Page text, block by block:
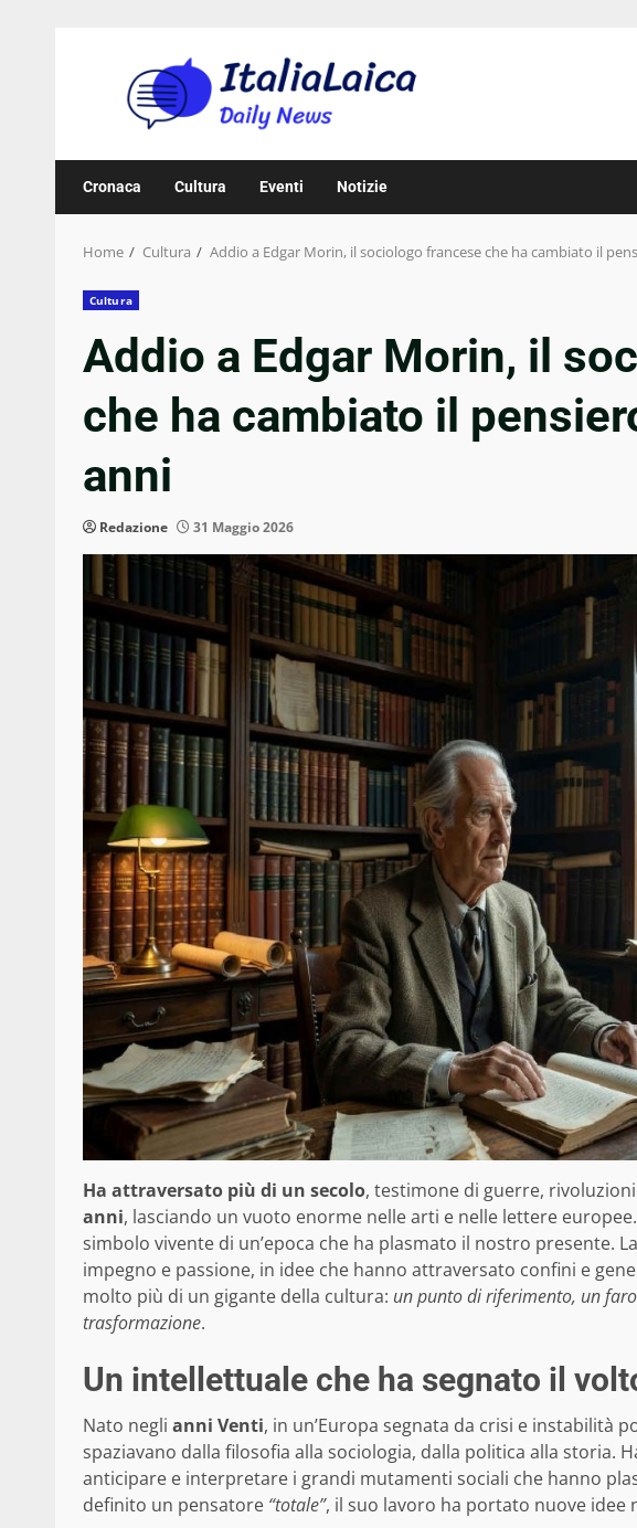
Cronaca Cultura Eventi Notizie
Home Cultura Addio a Edgar Morin, il sociologo francese che ha cambiato il
Cultura
Addio a Edgar Morin, il
che ha cambiato il
anni
Redazione 31 Maggio 2026
Ha attraversato più di un secolo, testimone di guerre,
anni, lasciando un vuoto enorme nelle arti e nelle lettere
simbolo vivente di un’epoca che ha plasmato il nostro presente.
impegno e passione, in idee che hanno attraversato confini e
molto più di un gigante della cultura: un punto di riferimento, un
trasformazione.
Un intellettuale che ha segnato il
Nato negli anni Venti, in un’Europa segnata da crisi e instabilità
spaziavano dalla filosofia alla sociologia, dalla politica alla storia.
anticipare e interpretare i grandi mutamenti sociali che hanno
definito un pensatore “totale”, il suo lavoro ha portato nuove idee